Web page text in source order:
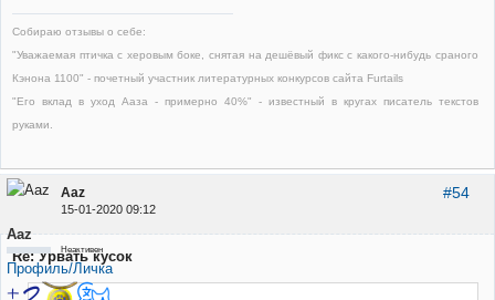
Собираю отзывы о себе:
"Уважаемая птичка с херовым боке, снятая на дешёвый фикс с какого-нибудь сраного
Кэнона 1100" - почетный участник литературных конкурсов сайта Furtails
"Его вклад в уход Ааза - примерно 40%" - известный в кругах писатель текстов
руками.
#54
Aaz
15-01-2020 09:12
Aaz
Неактивен
Профиль/Личка
Re: Урвать кусок